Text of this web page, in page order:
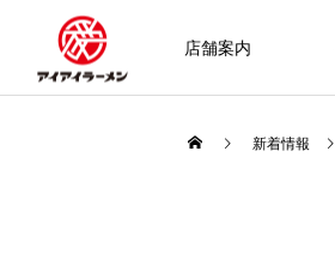
店舗案内
新着情報